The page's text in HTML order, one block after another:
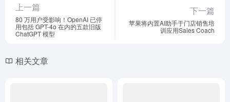
上一篇
80 万用户受影响！OpenAI 已停
用包括 GPT-4o 在内的五款旧版
ChatGPT 模型
下一篇
苹果将内置AI助手于门店销售培
训应用Sales Coach
相关文章